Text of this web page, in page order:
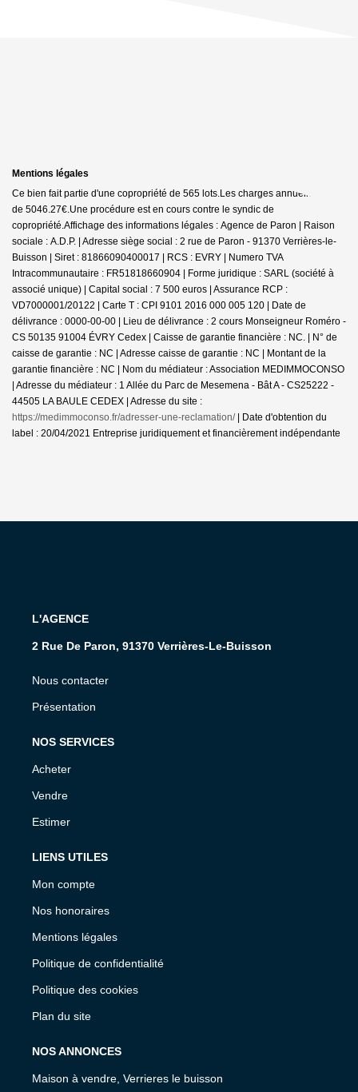
Mentions légales
Ce bien fait partie d'une copropriété de 565 lots.Les charges annuelles sont
de 5046.27€.Une procédure est en cours contre le syndic de
copropriété.Affichage des informations légales : Agence de Paron | Raison
sociale : A.D.P. | Adresse siège social : 2 rue de Paron - 91370 Verrières-le-
Buisson | Siret : 81866090400017 | RCS : EVRY | Numero TVA
Intracommunautaire : FR51818660904 | Forme juridique : SARL (société à
associé unique) | Capital social : 7 500 euros | Assurance RCP :
VD7000001/20122 | Carte T : CPI 9101 2016 000 005 120 | Date de
délivrance : 0000-00-00 | Lieu de délivrance : 2 cours Monseigneur Roméro -
CS 50135 91004 ÉVRY Cedex | Caisse de garantie financière : NC. | N° de
caisse de garantie : NC | Adresse caisse de garantie : NC | Montant de la
garantie financière : NC | Nom du médiateur : Association MEDIMMOCONSO
| Adresse du médiateur : 1 Allée du Parc de Mesemena - Bât A - CS25222 -
44505 LA BAULE CEDEX | Adresse du site :
https://medimmoconso.fr/adresser-une-reclamation/| Date d'obtention du
label : 20/04/2021 Entreprise juridiquement et financièrement indépendante
L'AGENCE
2 Rue De Paron, 91370 Verrières-Le-Buisson
Nous contacter
Présentation
NOS SERVICES
Acheter
Vendre
Estimer
LIENS UTILES
Mon compte
Nos honoraires
Mentions légales
Politique de confidentialité
Politique des cookies
Plan du site
NOS ANNONCES
Maison à vendre, Verrieres le buisson